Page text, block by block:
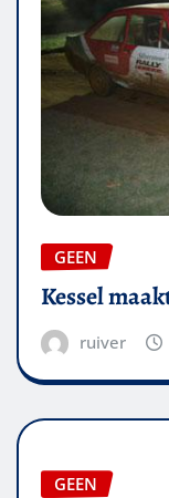
GEEN
Kessel
ruiver
GEEN